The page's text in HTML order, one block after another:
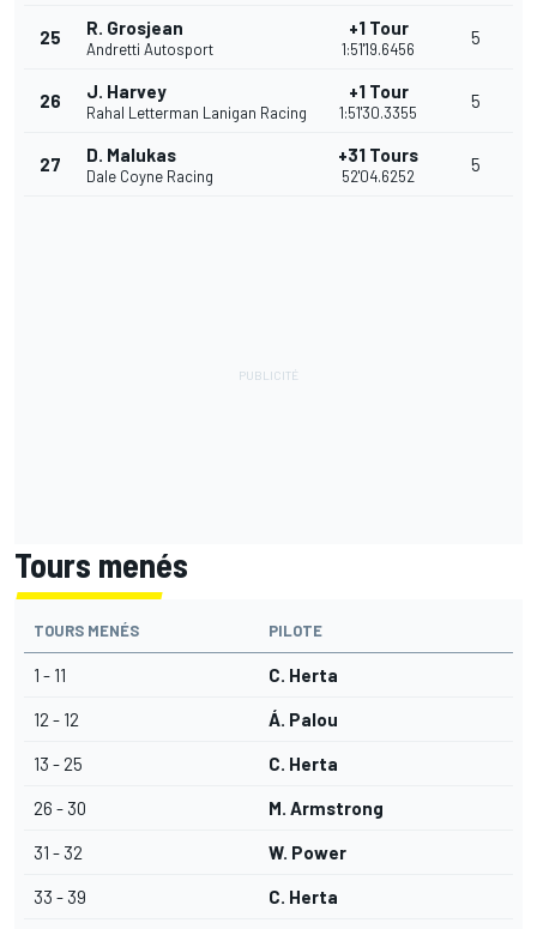
25 R. Grosjean
Andretti Autosport
+1 Tour
1:51'19.6456
5
26 J. Harvey
Rahal Letterman Lanigan Racing
+1 Tour
1:51'30.3355
5
27 D. Malukas
Dale Coyne Racing
+31 Tours
52'04.6252
5
Tours menés
TOURS MENÉS PILOTE
1 - 11 C. Herta
12 - 12 Á. Palou
13 - 25 C. Herta
26 - 30 M. Armstrong
31 - 32 W. Power
33 - 39 C. Herta